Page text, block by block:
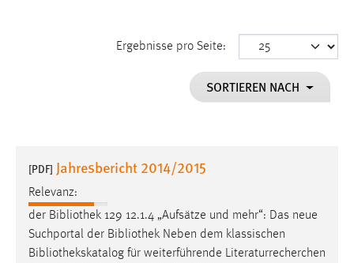
Ergebnisse pro Seite:
SORTIEREN NACH
[PDF] Jahresbericht 2014/2015
Relevanz:
der Bibliothek 129 12.1.4 „Aufsätze und mehr“: Das neue
Suchportal der Bibliothek Neben dem klassischen
Bibliothekskatalog für weiterführende Literaturrecherchen
Dieser Cookie speichert die ausgewählten Einverständnis-
Performance
Name:
staticfilecache
Zweck:
Für performante Seitenauslieferung wird in diesem Cookie